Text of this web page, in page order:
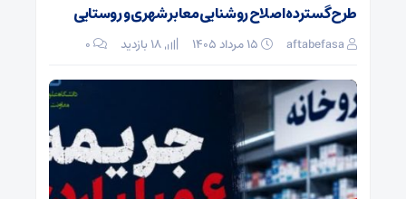
طرح گسترده اصلاح روشنایی معابر شهری و روستایی
aftabefasa ۰